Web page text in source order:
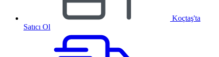
Koçtaş'ta
Satıcı Ol